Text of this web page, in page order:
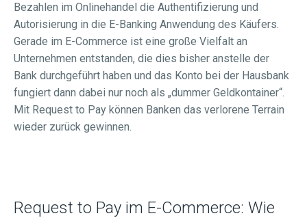
Bezahlen im Onlinehandel die Authentifizierung und
Autorisierung in die E-Banking Anwendung des Käufers.
Gerade im E-Commerce ist eine große Vielfalt an
Unternehmen entstanden, die dies bisher anstelle der
Bank durchgeführt haben und das Konto bei der Hausbank
fungiert dann dabei nur noch als „dummer Geldkontainer“.
Mit Request to Pay können Banken das verlorene Terrain
wieder zurück gewinnen.
Request to Pay im E-Commerce: Wie